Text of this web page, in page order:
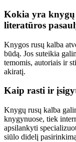
Kokia yra knygų
literatūros
Knygos rusų kalba
būdą. Jos suteikia
temomis, autoriais ir
akiratį.
Kaip rasti ir
Knygų rusų kalba
knygynuose, tiek
apsilankyti
siūlo didelį